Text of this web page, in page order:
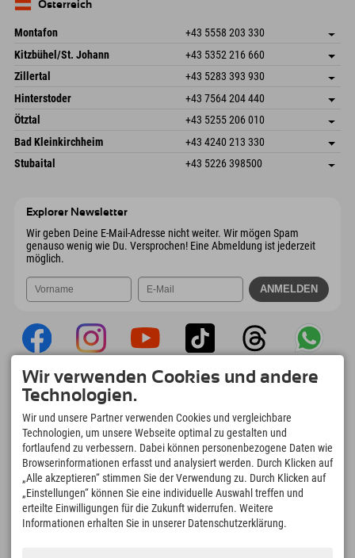
Deutschland
Österreich
Montafon +43 5558 203 330
Dorfstr. 127b
6793 Gaschurn/Montafon
Österreich
Adresse speichern
Anreiseinfos
Buchen
Kitzbühel/St. Johann +43 5352 216 660
Speckbacherstraße 87
Österreich
Adresse speichern
Buchen
Zillertal +43 5283 393 930
Schmiedau 2
6272 Kaltenbach im Zillertal
Österreich
Adresse speichern
Anreiseinfos
Buchen
Hinterstoder +43 7564 204 440
Freizeitpark 10
Österreich
Adresse speichern
Buchen
Ötztal +43 5255 206 010
Gscheat 14
6441 Umhausen
Österreich
Adresse speichern
Anreiseinfos
Buchen
Bad Kleinkirchheim +43 4240 213 330
Dorfstraße 24
Adresse speichern
Stubaital +43 5226 398500
Explorer Newsletter
Wir geben Deine E-Mail-Adresse nicht weiter. Wir mögen Spam
genauso wenig wie Du. Versprochen! Eine Abmeldung ist jederzeit
möglich.
Explorer App
Upload Deiner #ExplorerMoments, Mein
Explorer To Go mit Buchungsübersicht,
Bucketlist, Restaurantübersicht uvm. Jetzt
downloaden!
Zeit für Explorer Moments
166
Bergseen und Erlebnisbäder
4.634km
Pisten zum Skifahren und
Wir verwenden Cookies und andere
Technologien.
Wir und unsere Partner verwenden Cookies und vergleichbare
Technologien, um unsere Webseite optimal zu gestalten und
fortlaufend zu verbessern. Dabei können personenbezogene Daten wie
Browserinformationen erfasst und analysiert werden. Durch Klicken auf
„Alle akzeptieren“ stimmen Sie der Verwendung zu. Durch Klicken auf
„Einstellungen“ können Sie eine individuelle Auswahl treffen und
erteilte Einwilligungen für die Zukunft widerrufen. Weitere
Informationen erhalten Sie in unserer Datenschutzerklärung.